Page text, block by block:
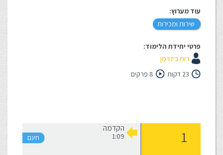
עוד מערוץ:
שירות ומכירות
פרטי יחידת הלימוד:
רות בידרמן
23 דקות
8 פרקים
הקדמה
1:09